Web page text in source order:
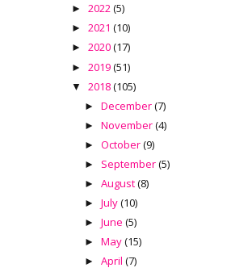
►2022(5)
►2021(10)
►2020(17)
►2019(51)
▼2018(105)
► December(7)
► November(4)
► October(9)
► September(5)
► August(8)
► July(10)
► June (5)
► May(15)
► April (7)